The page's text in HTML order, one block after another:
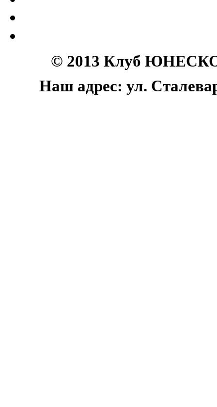
© 2013 Клуб
Наш адрес: ул.